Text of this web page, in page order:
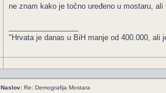
ne znam kako je točno uređeno u mostaru,
"Hrvata je danas u BiH manje od 400.000,
Naslov: Re: Demografija Mostara